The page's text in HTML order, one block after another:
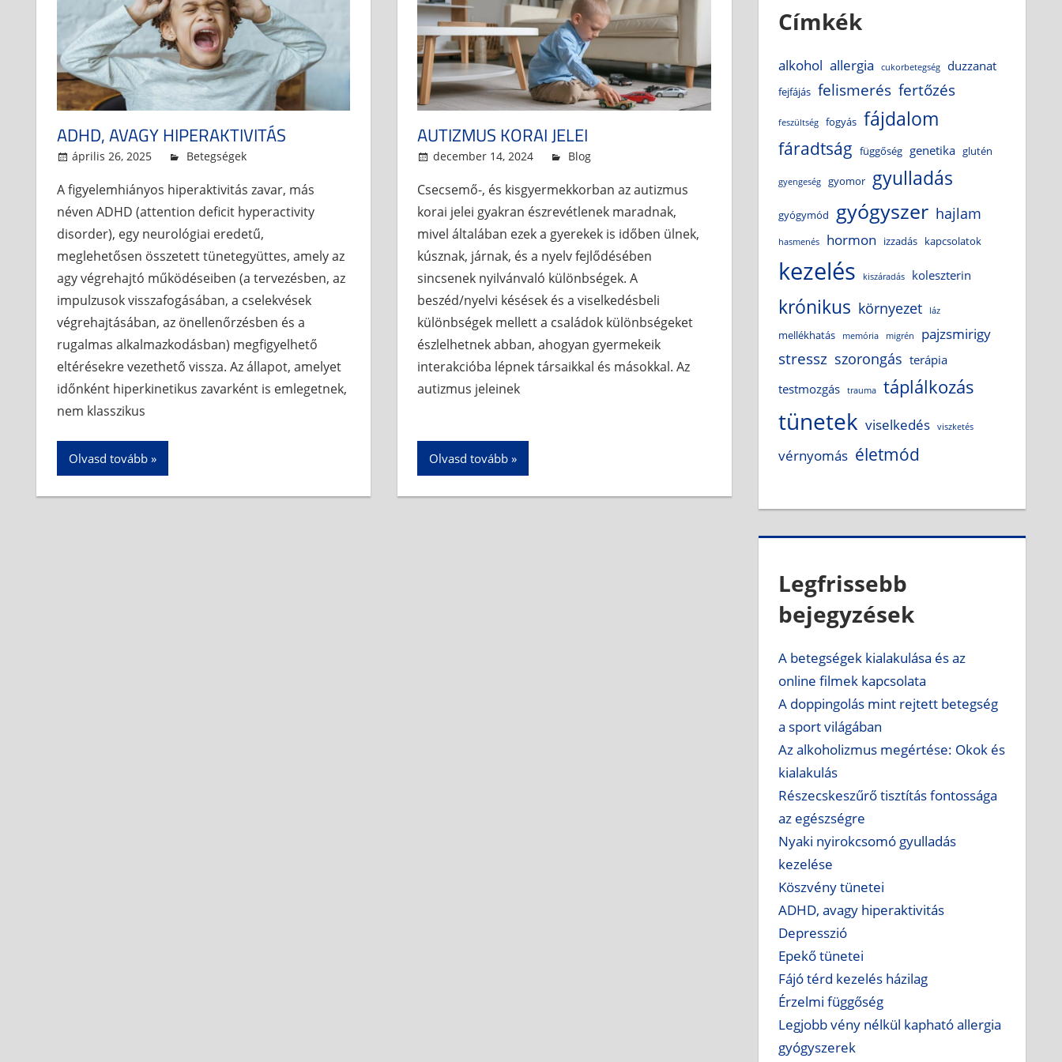
ADHD, AVAGY HIPERAKTIVITÁS
április 26, 2025 admin
Betegségek
A figyelemhiányos hiperaktivitás zavar, más
néven ADHD (attention deficit hyperactivity
disorder), egy neurológiai eredetű,
meglehetősen összetett tünetegyüttes, amely az
agy végrehajtó működéseiben (a tervezésben, az
impulzusok visszafogásában, a cselekvések
végrehajtásában, az önellenőrzésben és a
rugalmas alkalmazkodásban) megfigyelhető
eltérésekre vezethető vissza. Az állapot, amelyet
időnként hiperkinetikus zavarként is emlegetnek,
nem klasszikus
Olvasd tovább
AUTIZMUS KORAI JELEI
december 14, 2024 admin
Blog
Csecsemő-, és kisgyermekkorban az autizmus
korai jelei gyakran észrevétlenek maradnak,
mivel általában ezek a gyerekek is időben ülnek,
kúsznak, járnak, és a nyelv fejlődésében
sincsenek nyilvánvaló különbségek. A
beszéd/nyelvi késések és a viselkedésbeli
különbségek mellett a családok különbségeket
észlelhetnek abban, ahogyan gyermekeik
interakcióba lépnek társaikkal és másokkal. Az
autizmus jeleinek
Olvasd tovább
Címkék
alkohol allergia cukorbetegség duzzanat
fejfájás felismerés fertőzés
feszültség fogyás fájdalom
fáradtság függőség genetika glutén
gyengeség gyomor gyulladás
gyógymód gyógyszer hajlam
hasmenés hormon izzadás kapcsolatok
kezelés kiszáradás koleszterin
krónikus környezet láz
mellékhatás memória migrén pajzsmirigy
stressz szorongás terápia
testmozgás
trauma táplálkozás
tünetek viselkedés viszketés
vérnyomás életmód
Legfrissebb
bejegyzések
A betegségek kialakulása és az
online filmek kapcsolata
A doppingolás mint rejtett betegség
a sport világában
Az alkoholizmus megértése: Okok és
kialakulás
Részecskeszűrő tisztítás fontossága
az egészségre
Nyaki nyirokcsomó gyulladás
kezelése
Köszvény tünetei
ADHD, avagy hiperaktivitás
Depresszió
Epekő tünetei
Fájó térd kezelés házilag
Érzelmi függőség
Legjobb vény nélkül kapható allergia
gyógyszerek